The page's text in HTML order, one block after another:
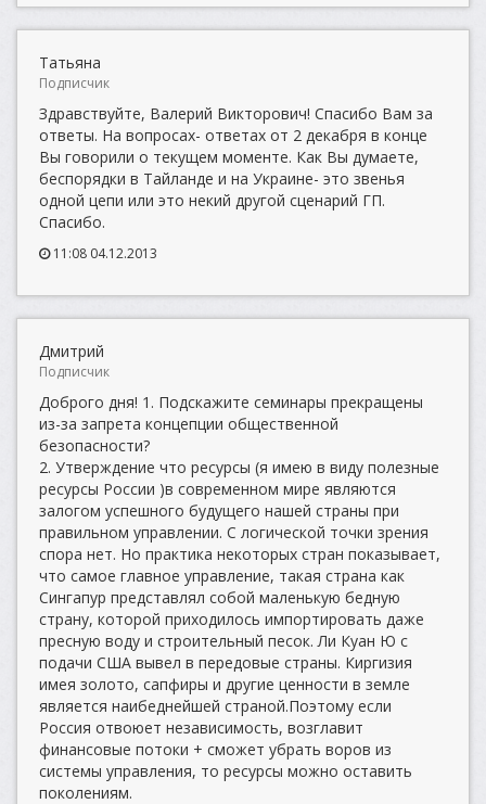
Татьяна
Подписчик
Здравствуйте, Валерий Викторович! Спасибо Вам за
ответы. На вопросах- ответах от 2 декабря в конце
Вы говорили о текущем моменте. Как Вы думаете,
беспорядки в Тайланде и на Украине- это звенья
одной цепи или это некий другой сценарий ГП.
Спасибо.
11:08 04.12.2013
Дмитрий
Подписчик
Доброго дня! 1. Подскажите семинары прекращены
из-за запрета концепции общественной
безопасности?
2. Утверждение что ресурсы (я имею в виду полезные
ресурсы России )в современном мире являются
залогом успешного будущего нашей страны при
правильном управлении. С логической точки зрения
спора нет. Но практика некоторых стран показывает,
что самое главное управление, такая страна как
Сингапур представлял собой маленькую бедную
страну, которой приходилось импортировать даже
пресную воду и строительный песок. Ли Куан Ю с
подачи США вывел в передовые страны. Киргизия
имея золото, сапфиры и другие ценности в земле
является наибеднейшей страной.Поэтому если
Россия отвоюет независимость, возглавит
финансовые потоки + сможет убрать воров из
системы управления, то ресурсы можно оставить
поколениям.